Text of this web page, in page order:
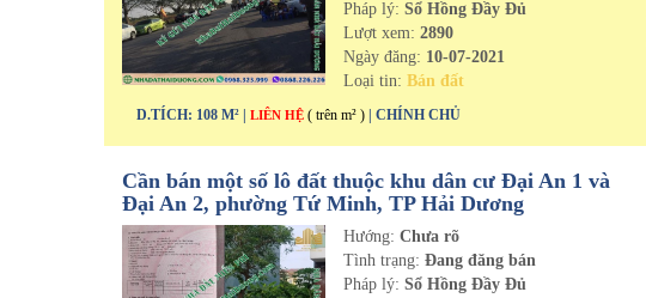
Pháp lý: Sổ Hồng Đầy Đủ
Lượt xem:2890
Ngày đăng: 10-07-2021
Loại tin:Bán đất
D.TÍCH: 108 M² | LIÊN HỆ ( trên m² ) | CHÍNH CHỦ
Cần bán một số lô đất thuộc khu dân cư Đại An 1 và
Đại An 2, phường Tứ Minh, TP Hải Dương
Hướng:Chưa rõ
Tình trạng:Đang đăng bán
Pháp lý: Sổ Hồng Đầy Đủ